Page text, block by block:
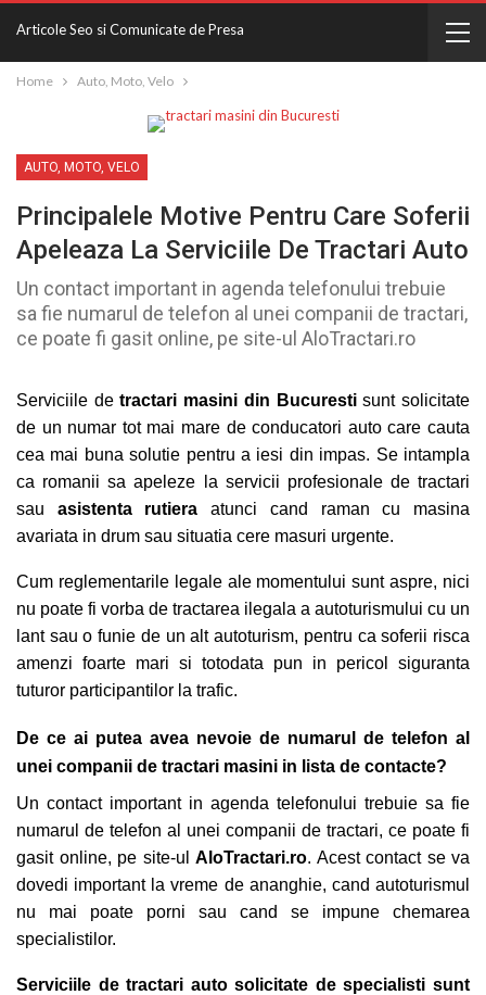
Articole Seo si Comunicate de Presa
Home Auto, Moto, Velo
AUTO, MOTO, VELO
Principalele Motive Pentru Care Soferii
Apeleaza La Serviciile De Tractari Auto
Un contact important in agenda telefonului trebuie
sa fie numarul de telefon al unei companii de tractari,
ce poate fi gasit online, pe site-ul AloTractari.ro
Serviciile detractari masini din Bucurestisunt solicitate
de un numar tot mai mare de conducatori auto care cauta
cea mai buna solutie pentru a iesi din impas. Se intampla
ca romanii sa apeleze la servicii profesionale de tractari
sau asistenta rutiera
atunci cand raman cu masina
avariata in drum sau situatia cere masuri urgente.
Cum reglementarile legale ale momentului sunt aspre, nici
nu poate fi vorba de tractarea ilegala a autoturismului cu un
lant sau o funie de un alt autoturism, pentru ca soferii risca
amenzi foarte mari si totodata pun in pericol siguranta
tuturor participantilor la trafic.
De ce ai putea avea nevoie de numarul de telefon al
unei companii de tractari masini in lista de contacte?
Un contact important in agenda telefonului trebuie sa fie
numarul de telefon al unei companii de tractari, ce poate fi
gasit online, pe site-ul AloTractari.ro. Acest contact se va
dovedi important la vreme de ananghie, cand autoturismul
nu mai poate porni sau cand se impune chemarea
specialistilor.
Serviciile de tractari auto solicitate de specialisti sunt